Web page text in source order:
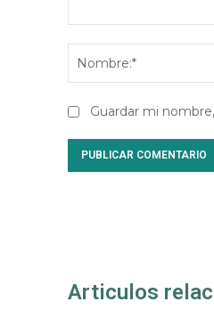
Guardar mi
Articulos